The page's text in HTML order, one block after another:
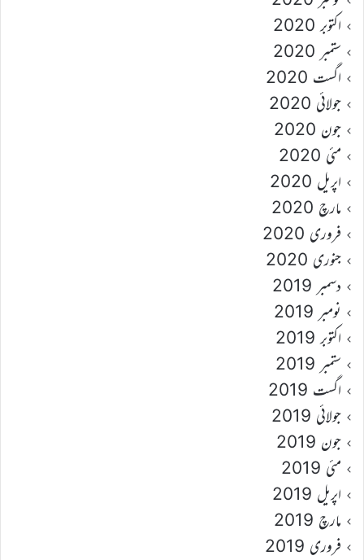
اکتوبر 2020
ستمبر 2020
اگست 2020
جولائی 2020
جون 2020
مئی 2020
اپریل 2020
مارچ 2020
فروری 2020
جنوری 2020
دسمبر 2019
نومبر 2019
اکتوبر 2019
ستمبر 2019
اگست 2019
جولائی 2019
جون 2019
مئی 2019
اپریل 2019
مارچ 2019
فروری 2019